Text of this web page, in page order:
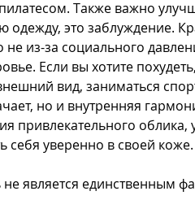
Также важно
одежду, это заблуждение.
не из-за социального
Если вы хотите
вид, заниматься
но и внутренняя
привлекательного облика,
себя уверенно в своей коже.
является единственным